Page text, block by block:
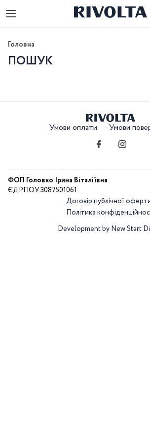
Головна
ПОШУК
Умови оплати Умови
ФОП Головко Ірина Віталіївна
ЄДРПОУ 3087501061
Договір публічної
Політика
Development by New Start